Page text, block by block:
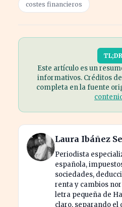
costes financieros
TL;DR
Este artículo es un
informativos. Créditos
completa en la fuente
Laura Ibáñez
Periodista
española,
sociedades,
renta y cambios
letra pequeña de
claro, separando el